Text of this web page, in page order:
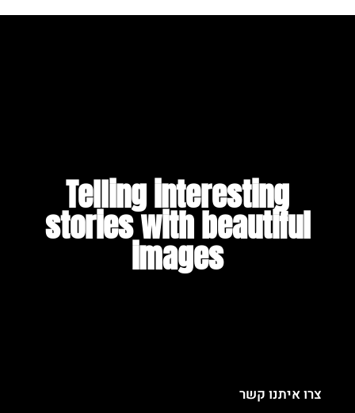
Telling interesting
stories with beautiful
images​
צרו איתנו קשר